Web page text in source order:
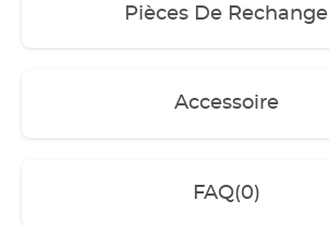
Pièces De Rechange
Accessoire
FAQ(0)